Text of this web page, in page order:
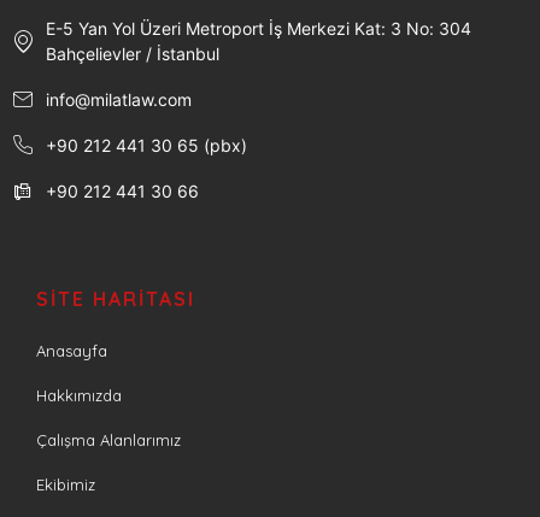
E-5 Yan Yol Üzeri Metroport İş Merkezi Kat: 3 No: 304
Bahçelievler / İstanbul
info@milatlaw.com
+90 212 441 30 65 (pbx)
+90 212 441 30 66
SITE HARITASI
Anasayfa
Hakkımızda
Çalışma Alanlarımız
Ekibimiz